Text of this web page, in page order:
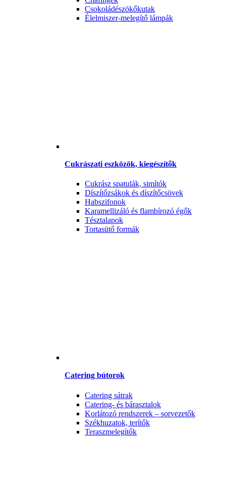
Csokoládészökőkutak
Élelmiszer-melegítő lámpák
Cukrászati eszközök, kiegészítők
Cukrász spatulák, simítók
Díszítőzsákok és díszítőcsövek
Habszifonok
Karamellizáló és flambírozó égők
Tésztalapok
Tortasütő formák
Catering bútorok
Catering sátrak
Catering- és bárasztalok
Korlátozó rendszerek – sorvezetők
Székhuzatok, terítők
Teraszmelegítők